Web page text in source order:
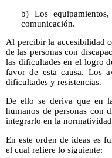
b) Los
comunicación.
Al percibir la accesibilidad
de las personas con
las dificultades en el logro
favor de esta causa. Los
dificultades y resistencias.
De ello se deriva que en
humanos de personas con
integrarlo en la
En este orden de ideas es
el cual refiere lo siguiente: